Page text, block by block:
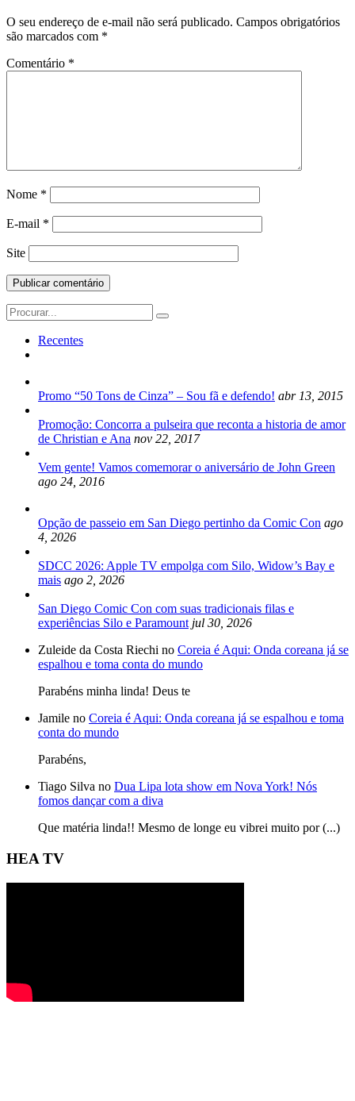
O seu endereço de e-mail não será publicado. Campos obrigatórios
são marcados com *
Comentário *
Nome *
E-mail *
Site
Search
for:
Recentes
Promo “50 Tons de Cinza” – Sou fã e defendo! abr 13, 2015
Promoção: Concorra a pulseira que reconta a historia de amor
de Christian e Ana nov 22, 2017
Vem gente! Vamos comemorar o aniversário de John Green
ago 24, 2016
Opção de passeio em San Diego pertinho da Comic Con ago
4, 2026
SDCC 2026: Apple TV empolga com Silo, Widow’s Bay e
mais ago 2, 2026
San Diego Comic Con com suas tradicionais filas e
experiências Silo e Paramount jul 30, 2026
Zuleide da Costa Riechi no Coreia é Aqui: Onda coreana já se
espalhou e toma conta do mundo
Parabéns minha linda! Deus te
Jamile no Coreia é Aqui: Onda coreana já se espalhou e toma
conta do mundo
Parabéns,
Tiago Silva no Dua Lipa lota show em Nova York! Nós
fomos dançar com a diva
Que matéria linda!! Mesmo de longe eu vibrei muito por (...)
HEA TV